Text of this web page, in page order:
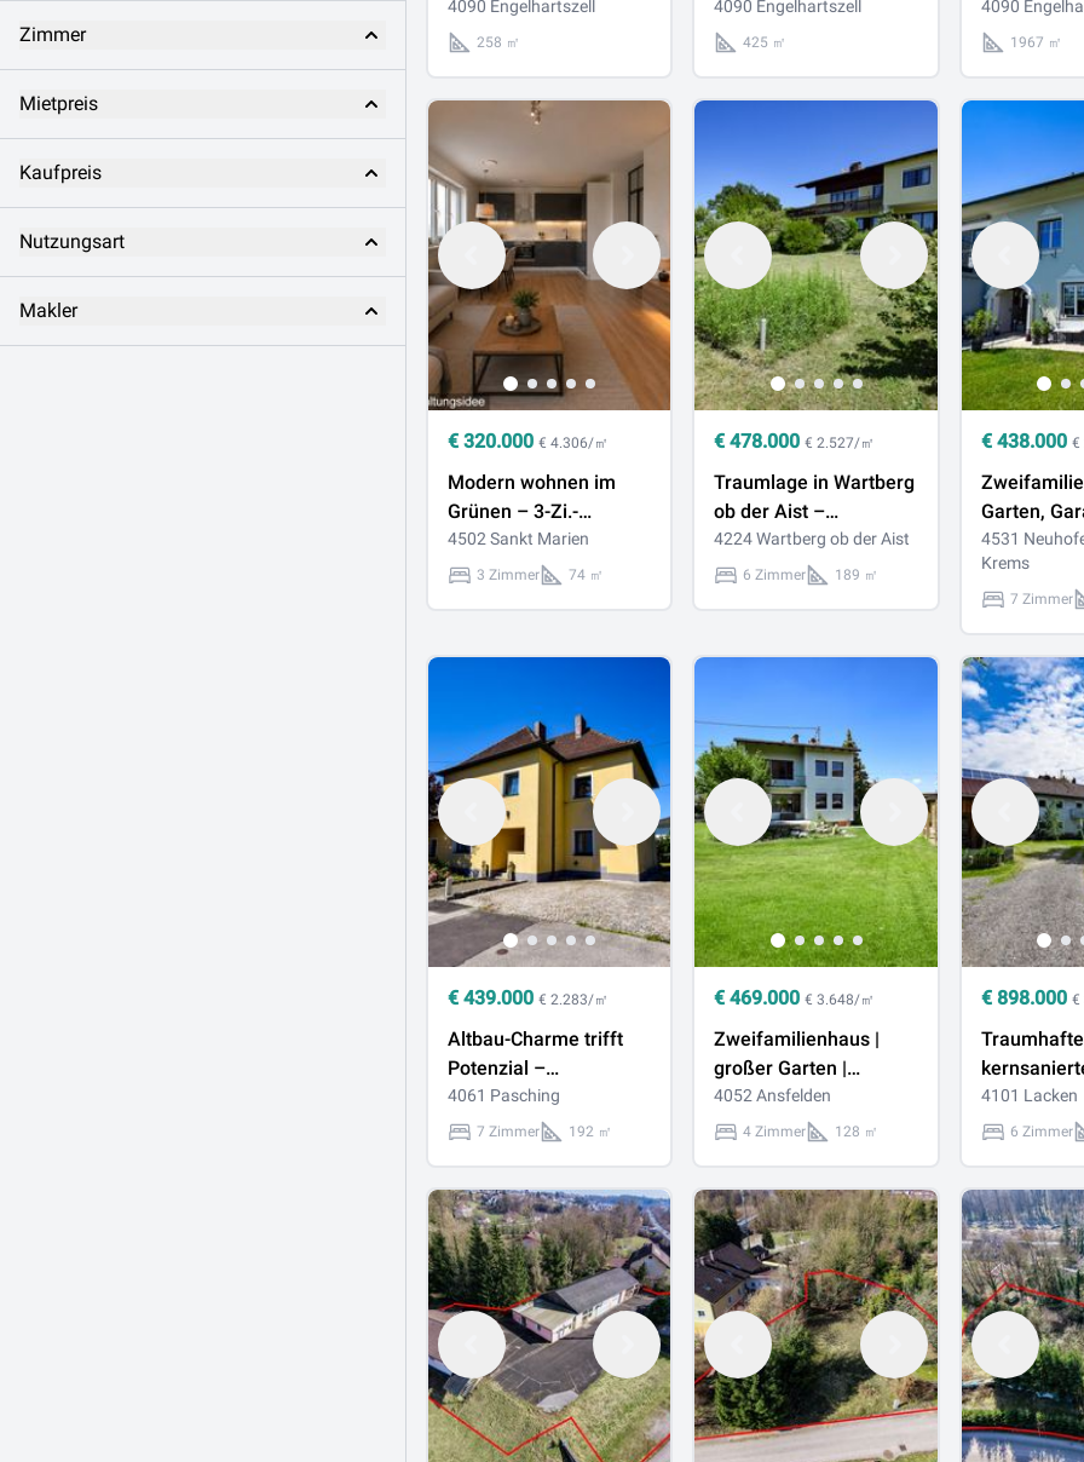
Zimmer
Mietpreis
Kaufpreis
Nutzungsart
Makler
Donau – viel Platz für
Ihre Wohnideen
4090 Engelhartszell
258 ㎡
Kerngebiet von
Engelhartszell –
der Donau
4090 Engelhartszell
425 ㎡
Donaulage
4090
1967 ㎡
€ 320.000 € 4.306/㎡
Modern wohnen im
Grünen – 3-Zi.-
Wohnung mit XXL-
Terrasse & Lift
4502 Sankt Marien
3 Zimmer 74 ㎡
€478.000 € 2.527/㎡
Traumlage in Wartberg
ob der Aist –
Wohnhaus mit
unverbaubarem
4224 Wartberg ob der Aist
6 Zimmer 189 ㎡
€ 438.000 €
Garten,
Fernblick in
4531
Krems
7 Zimmer
€ 439.000 € 2.283/㎡
Altbau-Charme trifft
Potenzial –
großzügiges Haus mit
2 Einheiten
4061 Pasching
7 Zimmer 192 ㎡
€469.000 € 3.648/㎡
Zweifamilienhaus |
großer Garten |
Doppelgarage |
getrennte Einheiten
4052 Ansfelden
4 Zimmer 128 ㎡
€ 898.000 €
mit 1ha
neues
4101 Lacken
6 Zimmer